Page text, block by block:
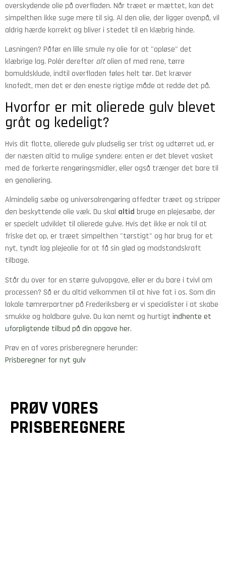
overskydende olie på overfladen. Når træet er mættet, kan det
simpelthen ikke suge mere til sig. Al den olie, der ligger ovenpå, vil
aldrig hærde korrekt og bliver i stedet til en klæbrig hinde.
Løsningen? Påfør en lille smule ny olie for at "opløse" det
klæbrige lag. Polér derefter altolien af med rene, tørre
bomuldsklude, indtil overfladen føles helt tør. Det kræver
knofedt, men det er den eneste rigtige måde at redde det på.
Hvorfor er mit olierede gulv blevet
gråt og kedeligt?
Hvis dit flotte, olierede gulv pludselig ser trist og udtørret ud, er
der næsten altid to mulige syndere: enten er det blevet vasket
med de forkerte rengøringsmidler, eller også trænger det bare til
en genoliering.
Almindelig sæbe og universalrengøring affedter træet og stripper
den beskyttende olie væk. Du skal altid bruge en plejesæbe, der
er specielt udviklet til olierede gulve. Hvis det ikke er nok til at
friske det op, er træet simpelthen "tørstigt" og har brug for et
nyt, tyndt lag plejeolie for at få sin glød og modstandskraft
tilbage.
Står du over for en større gulvopgave, eller er du bare i tvivl om
processen? Så er du altid velkommen til at hive fat i os. Som din
lokale tømrerpartner på Frederiksberg er vi specialister i at skabe
smukke og holdbare gulve. Du kan nemt og hurtigt indhente et
uforpligtende tilbud på din opgave her.
Prøv en af vores prisberegnere herunder:
Prisberegner for nyt gulv
PRØV VORES
PRISBEREGNERE